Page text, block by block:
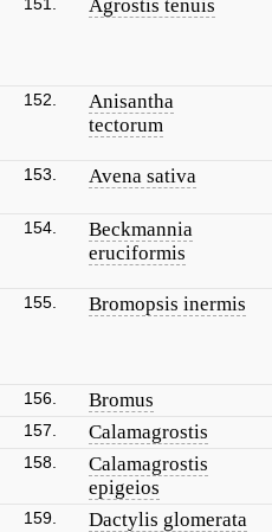
Agrostis tenuis
152.
Anisantha
tectorum
153. Avena sativa
154.
Beckmannia
eruciformis
155. Bromopsis inermis
156. Bromus
157. Calamagrostis
158.
Calamagrostis
epigeios
159. Dactylis glomerata